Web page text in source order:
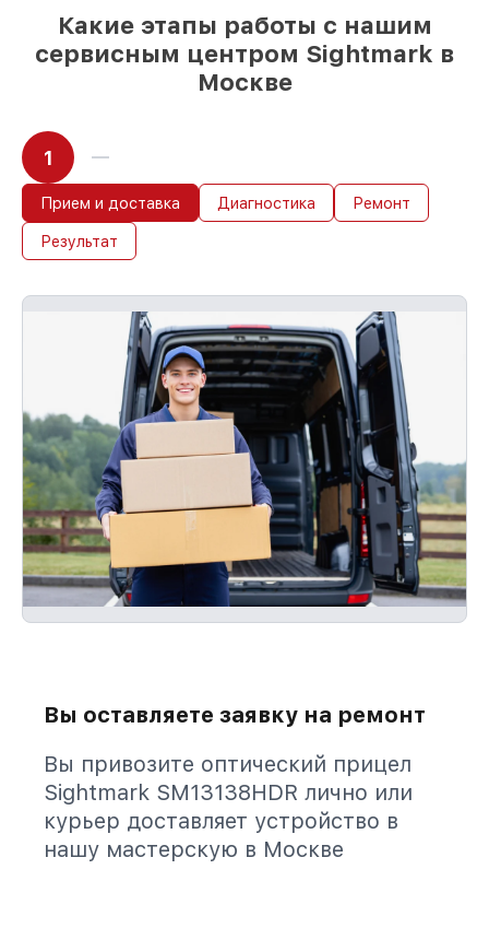
Какие этапы работы с нашим
сервисным центром Sightmark в
Москве
1
Прием и доставка Диагностика Ремонт
Результат
Вы оставляете заявку на ремонт
Вы привозите оптический прицел
Sightmark SM13138HDR лично или
курьер доставляет устройство в
нашу мастерскую в Москве